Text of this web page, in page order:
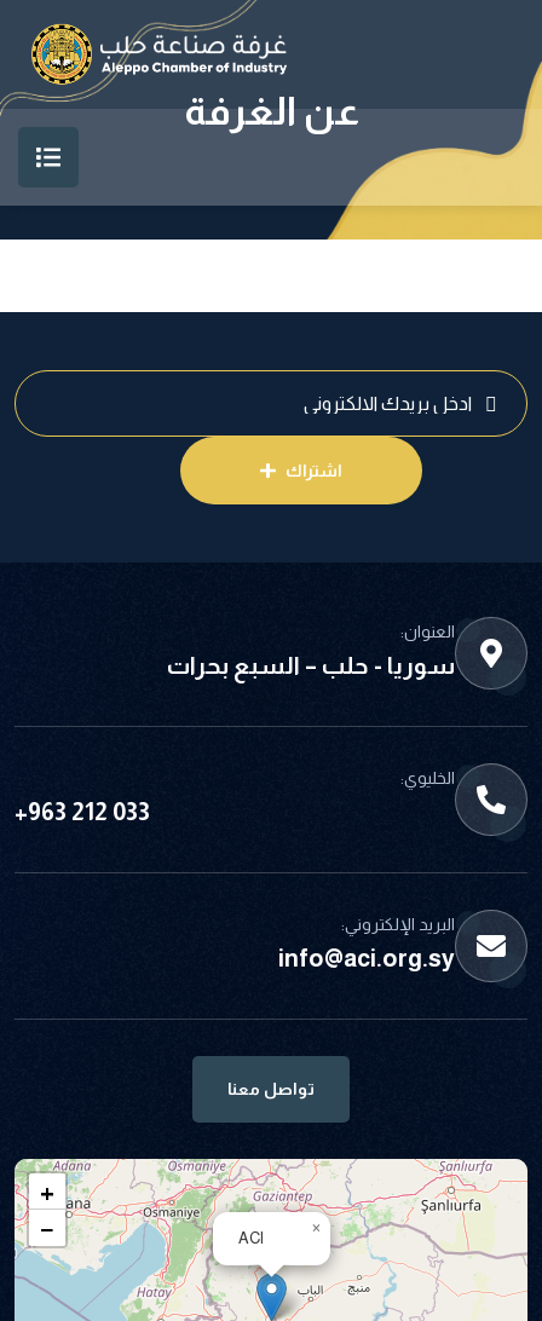
عن الغرفة
اشتراك
العنوان:
سوريا - حلب – السبع بحرات
الخليوي:
+963 212 033
البريد الإلكتروني:
info@aci.org.sy
تواصل معنا
ACI
×
+
−